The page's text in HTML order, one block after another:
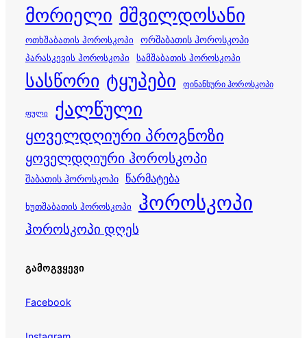
მორიელი მშვილდოსანი
ოთხშაბათის ჰოროსკოპი
ორშაბათის ჰოროსკოპი
პარასკევის ჰოროსკოპი
სამშაბათის ჰოროსკოპი
სასწორი ტყუპები ფინანსური ჰოროსკოპი
ფული ქალწული
ყოველდღიური პროგნოზი
ყოველდღიური ჰოროსკოპი
შაბათის ჰოროსკოპი წარმატება
ხუთშაბათის ჰოროსკოპი ჰოროსკოპი
ჰოროსკოპი დღეს
ᲒᲐᲛᲝᲒᲕᲧᲔᲕᲘ
Facebook